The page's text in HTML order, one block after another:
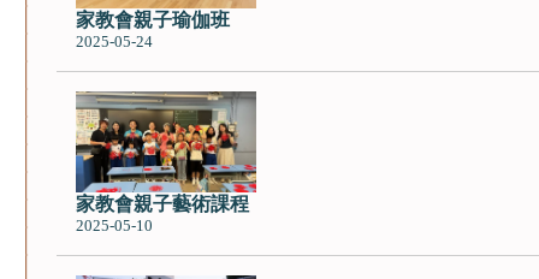
家教會親子瑜伽班
2025-05-24
家教會親子藝術課程
2025-05-10